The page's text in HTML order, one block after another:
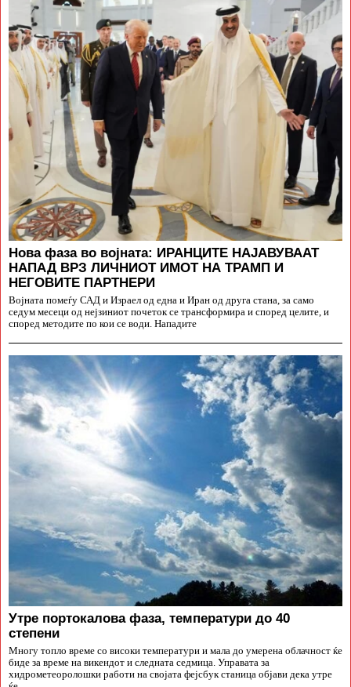
Нова фаза во војната: ИРАНЦИТЕ НАЈАВУВААТ
НАПАД ВРЗ ЛИЧНИОТ ИМОТ НА ТРАМП И
НЕГОВИТЕ ПАРТНЕРИ
Војната помеѓу САД и Израел од една и Иран од друга стана, за само
седум месеци од нејзиниот почеток се трансформира и според целите, и
според методите по кои се води. Нападите
Утре портокалова фаза, температури до 40
степени
Многу топло време со високи температури и мала до умерена облачност ќе
биде за време на викендот и следната седмица. Управата за
хидрометеоролошки работи на својата фејсбук станица објави дека утре